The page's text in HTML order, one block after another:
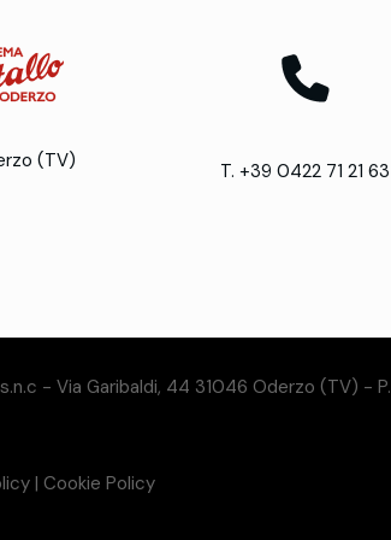
(TV) T. +39 0422 71 21 63
- Via Garibaldi, 44 31046 Oderzo (TV) -
| Cookie Policy